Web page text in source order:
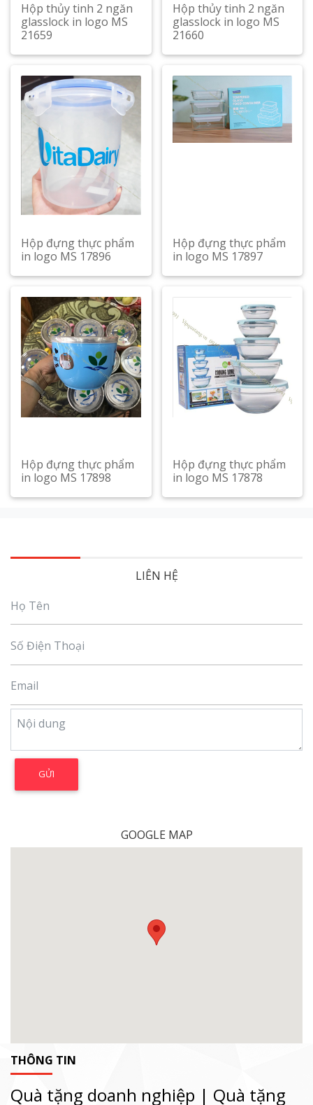
Hộp thủy tinh 2 ngăn
glasslock in logo MS
21659
Xem chi tiết
Hộp thủy tinh 2 ngăn
glasslock in logo MS
21660
Xem chi tiết
Hộp đựng thực phẩm
in logo MS 17896
Xem chi tiết
Hộp đựng thực phẩm
in logo MS 17897
Xem chi tiết
Hộp đựng thực phẩm
in logo MS 17898
Xem chi tiết
Hộp đựng thực phẩm
in logo MS 17878
Xem chi tiết
LIÊN HỆ
GOOGLE MAP
THÔNG TIN
Quà tặng doanh nghiệp | Quà tặng